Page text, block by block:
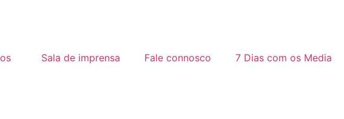
Sala de imprensa Fale connosco 7 Dias com os Media